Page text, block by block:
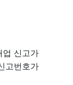
업 신고가
고번호가